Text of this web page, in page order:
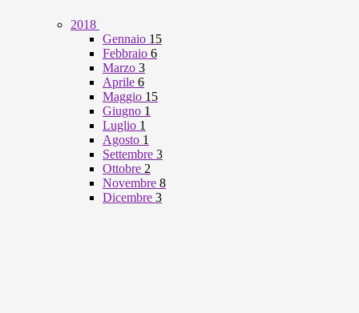
2018
Gennaio 15
Febbraio 6
Marzo 3
Aprile 6
Maggio 15
Giugno 1
Luglio 1
Agosto 1
Settembre 3
Ottobre 2
Novembre 8
Dicembre 3